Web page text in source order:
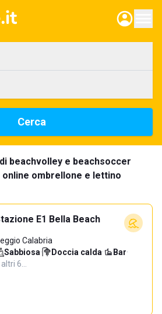
Cerca
beachvolley e beachsoccer
online ombrellone e lettino
E1 Bella Beach
Calabria
Sabbiosa· Doccia calda· Bar·
6…